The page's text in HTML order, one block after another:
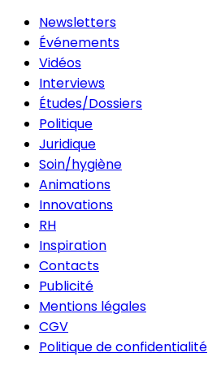
Newsletters
Événements
Vidéos
Interviews
Études/Dossiers
Politique
Juridique
Soin/hygiène
Animations
Innovations
RH
Inspiration
Contacts
Publicité
Mentions légales
CGV
Politique de confidentialité